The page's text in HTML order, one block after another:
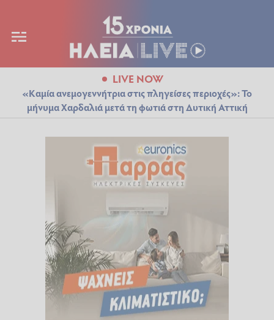
LIVE NOW
«Καμία ανεμογεννήτρια στις πληγείσες περιοχές»: Το
μήνυμα Χαρδαλιά μετά τη φωτιά στη Δυτική Αττική